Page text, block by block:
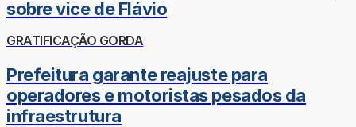
sobre vice de Flávio
GRATIFICAÇÃO GORDA
Prefeitura garante reajuste para
operadores e motoristas pesados da
infraestrutura